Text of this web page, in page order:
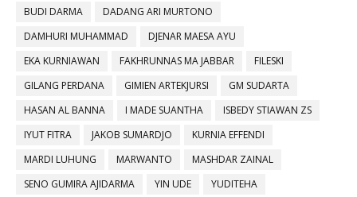
BUDI DARMA
DADANG ARI MURTONO
DAMHURI MUHAMMAD
DJENAR MAESA AYU
EKA KURNIAWAN
FAKHRUNNAS MA JABBAR
FILESKI
GILANG PERDANA
GIMIEN ARTEKJURSI
GM SUDARTA
HASAN AL BANNA
I MADE SUANTHA
ISBEDY STIAWAN ZS
IYUT FITRA
JAKOB SUMARDJO
KURNIA EFFENDI
MARDI LUHUNG
MARWANTO
MASHDAR ZAINAL
SENO GUMIRA AJIDARMA
YIN UDE
YUDITEHA